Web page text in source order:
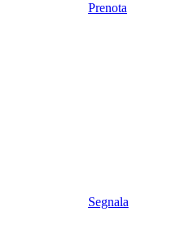
Prenota
Segnala